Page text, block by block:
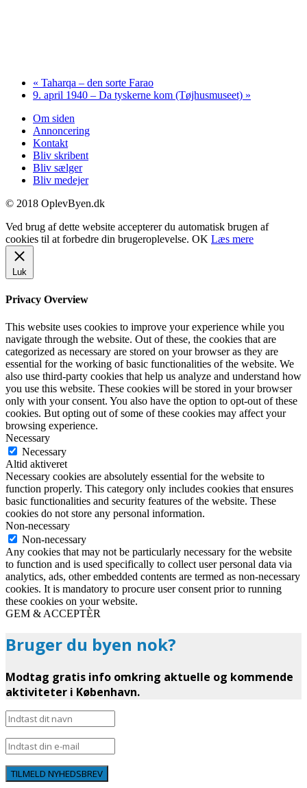
« Taharqa – den sorte Farao
9. april 1940 – Da tyskerne kom (Tøjhusmuseet) »
Om siden
Annoncering
Kontakt
Bliv skribent
Bliv sælger
Bliv medejer
© 2018 OplevByen.dk
Ved brug af dette website accepterer du automatisk brugen af
cookies til at forbedre din brugeroplevelse. OK Læs mere
Luk
Privacy Overview
This website uses cookies to improve your experience while you
navigate through the website. Out of these, the cookies that are
categorized as necessary are stored on your browser as they are
essential for the working of basic functionalities of the website. We
also use third-party cookies that help us analyze and understand how
you use this website. These cookies will be stored in your browser
only with your consent. You also have the option to opt-out of these
cookies. But opting out of some of these cookies may affect your
browsing experience.
Necessary
Necessary
Altid aktiveret
Necessary cookies are absolutely essential for the website to
function properly. This category only includes cookies that ensures
basic functionalities and security features of the website. These
cookies do not store any personal information.
Non-necessary
Non-necessary
Any cookies that may not be particularly necessary for the website
to function and is used specifically to collect user personal data via
analytics, ads, other embedded contents are termed as non-necessary
cookies. It is mandatory to procure user consent prior to running
these cookies on your website.
GEM & ACCEPTÈR
Bruger du byen nok?
Modtag gratis info omkring aktuelle og kommende
aktiviteter i København.
TILMELD NYHEDSBREV